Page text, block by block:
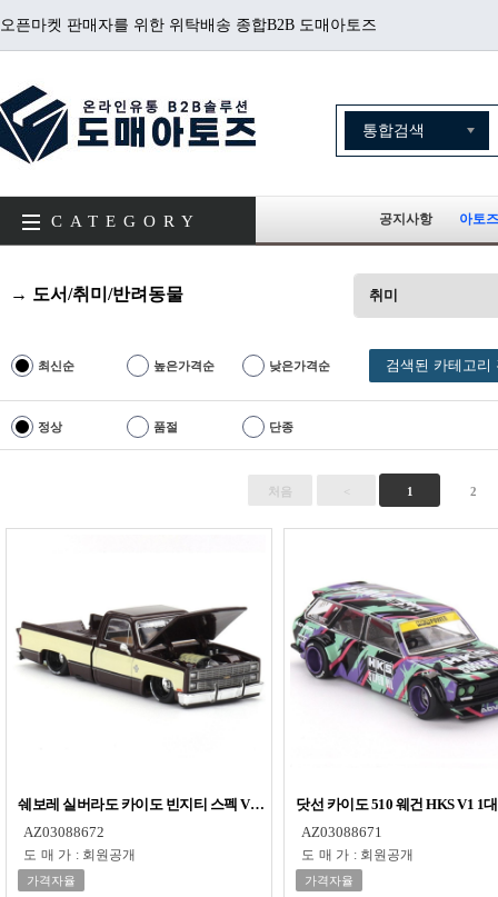
오픈마켓 판매자를 위한 위탁배송 종합B2B 도매아토즈
CATEGORY 공지사항 아토
→ 도서/취미/반려동물 취미
최신순 높은가격순 낮은가격순 검색된 카테고리
정상 품절 단종
처음 < 1 2
쉐보레 실버라도 카이도 빈지티 스펙 V1 1대64 다이캐스트 피규어 모형 프라모
AZ03088672
도매가 : 회원공개
가격자율
닷선 카이도 510 웨건 HKS V1 1
AZ03088671
도매가 : 회원공개
가격자율